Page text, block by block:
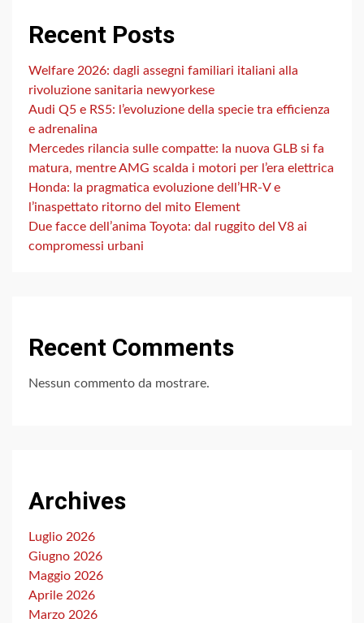
Recent Posts
Welfare 2026: dagli assegni familiari italiani alla
rivoluzione sanitaria newyorkese
Audi Q5 e RS5: l’evoluzione della specie tra efficienza
e adrenalina
Mercedes rilancia sulle compatte: la nuova GLB si fa
matura, mentre AMG scalda i motori per l’era elettrica
Honda: la pragmatica evoluzione dell’HR-V e
l’inaspettato ritorno del mito Element
Due facce dell’anima Toyota: dal ruggito del V8 ai
compromessi urbani
Recent Comments
Nessun commento da mostrare.
Archives
Luglio 2026
Giugno 2026
Maggio 2026
Aprile 2026
Marzo 2026